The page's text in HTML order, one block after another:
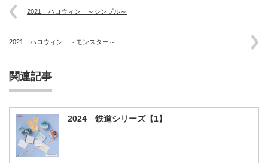
2021 ハロウィン ～シンプル～
2021 ハロウィン ～モンスター～
関連記事
2024 鉄道シリーズ【1】